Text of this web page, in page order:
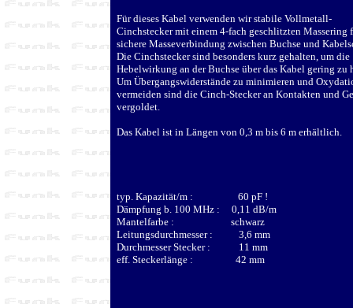
Für dieses Kabel verwenden wir stabile Vollmetall-
Cinchstecker mit einem 4-fach geschlitzten Massering
sichere Masseverbindung zwischen Buchse und
Die Cinchstecker sind besonders kurz gehalten, um die
Hebelwirkung an der Buchse über das Kabel gering zu
Um Übergangswiderstände zu minimieren und
vermeiden sind die Cinch-Stecker an Kontakten und
vergoldet.
Das Kabel ist in Längen von 0,3 m bis 6 m erhältlich.
typ. Kapazität/m : 60 pF !
Dämpfung b. 100 MHz : 0,11 dB/m
Mantelfarbe : schwarz
Leitungsdurchmesser : 3,6 mm
Durchmesser Stecker : 11 mm
eff. Steckerlänge : 42 mm